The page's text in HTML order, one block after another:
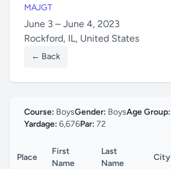
MAJGT
June 3 – June 4, 2023
Rockford, IL, United States
← Back
Course: BoysGender: BoysAge Group:
Yardage: 6,676Par: 72
Place
First
Name
Last
Name
City